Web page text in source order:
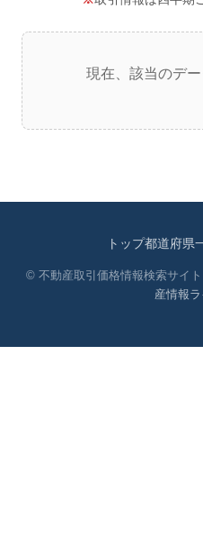
現在、該当のデー
トップ都道府県
© 不動産取引価格情報検索サイト
産情報